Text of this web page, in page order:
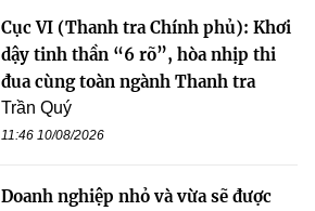
Cục VI (Thanh tra Chính phủ): Khơi
dậy tinh thần “6 rõ”, hòa nhịp thi
đua cùng toàn ngành Thanh tra
Trần Quý
11:46 10/08/2026
Doanh nghiệp nhỏ và vừa sẽ được